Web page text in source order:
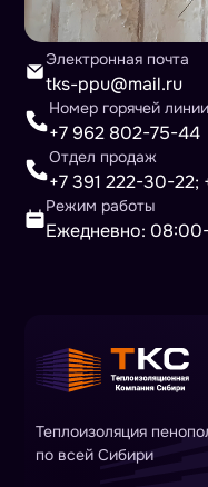
Электронная почта
tks-ppu@mail.ru
Номер горячей линии
+7 962 802-75-44
Отдел продаж
+7 391 222-30-22;
Режим работы
Ежедневно:
Теплоизоляция
по всей Сибири